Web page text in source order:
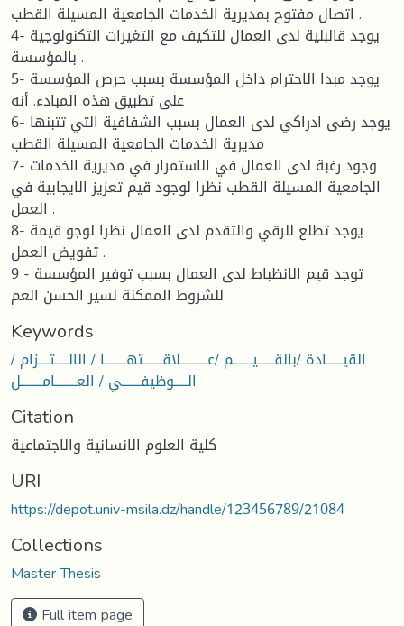
اتصال مفتوح بمديرية الخدمات الجامعية المسيلة القطب .
4- يوجد قالبلية لدى العمال للتكيف مع التغيرات التكنولوجية
بالمؤسسة .
5- يوجد مبدا الاحترام داخل المؤسسة بسبب حرص المؤسسة
على تطبيق هذه المبادء. أنه
6- يوجد رضى ادراكي لدى العمال بسبب الشفافية التي تتبنها
مديرية الخدمات الجامعية المسيلة القطب
7- وجود رغبة لدى العمال في الاستمرار في مديرية الخدمات
الجامعية المسيلة القطب نظرا لوجود قيم تعزيز الايجابية في
العمل .
8- يوجد تطلع للرقي والتقدم لدى العمال نظرا لوجو قيمة
تفويض العمل .
9 - توجد قيم الانظباط لدى العمال بسبب توفير المؤسسة
للشروط الممكنة لسير الحسن العم
Keywords
القيــــــادة /بالقــــــيـــــــم /عــــــــــلاقـــــــتهــــــــا / الالـــــتــــزام /
الـــــوظيفـــــــي / العــــــــامــــــــل
Citation
كلية العلوم الانسانية والاجتماعية
URI
https://depot.univ-msila.dz/handle/123456789/21084
Collections
Master Thesis
Full item page